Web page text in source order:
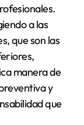
a las
que son las
manera de
y
que